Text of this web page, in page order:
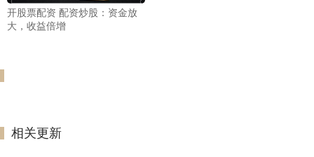
开股票配资 配资炒股：资金放
大，收益倍增
相关更新